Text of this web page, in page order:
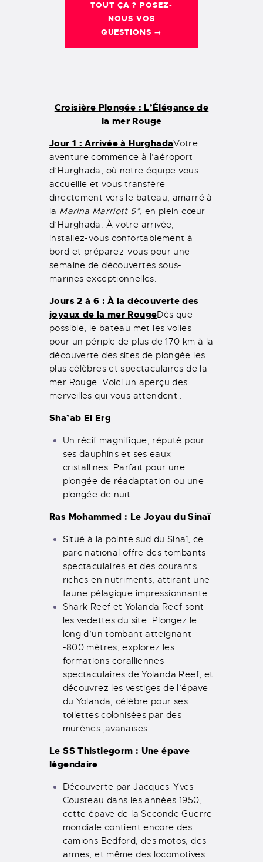
TOUT ÇA ? POSEZ-
NOUS VOS
QUESTIONS →
Croisière Plongée : L’Élégance de
la mer Rouge
Jour 1 : Arrivée à HurghadaVotre
aventure commence à l’aéroport
d’Hurghada, où notre équipe vous
accueille et vous transfère
directement vers le bateau, amarré à
la Marina Marriott 5*, en plein cœur
d’Hurghada. À votre arrivée,
installez-vous confortablement à
bord et préparez-vous pour une
semaine de découvertes sous-
marines exceptionnelles.
Jours 2 à 6 : À la découverte des
joyaux de la mer RougeDès que
possible, le bateau met les voiles
pour un périple de plus de 170 km à la
découverte des sites de plongée les
plus célèbres et spectaculaires de la
mer Rouge. Voici un aperçu des
merveilles qui vous attendent :
Sha’ab El Erg
Un récif magnifique, réputé pour
ses dauphins et ses eaux
cristallines. Parfait pour une
plongée de réadaptation ou une
plongée de nuit.
Ras Mohammed : Le Joyau du Sinaï
Situé à la pointe sud du Sinaï, ce
parc national offre des tombants
spectaculaires et des courants
riches en nutriments, attirant une
faune pélagique impressionnante.
Shark Reef et Yolanda Reef sont
les vedettes du site. Plongez le
long d’un tombant atteignant
-800 mètres, explorez les
formations coralliennes
spectaculaires de Yolanda Reef, et
découvrez les vestiges de l’épave
du Yolanda, célèbre pour ses
toilettes colonisées par des
murènes javanaises.
Le SS Thistlegorm : Une épave
légendaire
Découverte par Jacques-Yves
Cousteau dans les années 1950,
cette épave de la Seconde Guerre
mondiale contient encore des
camions Bedford, des motos, des
armes, et même des locomotives.